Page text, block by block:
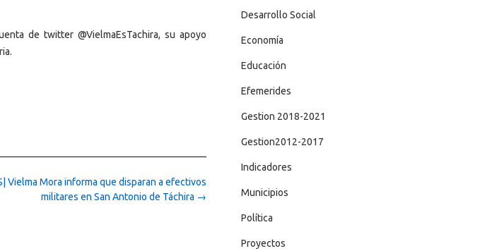
de twitter @VielmaEsTachira, su apoyo
Vielma Mora informa que disparan a efectivos
militares en San Antonio de Táchira →
Desarrollo Social
Economía
Educación
Efemerides
Gestion 2018-2021
Gestion2012-2017
Indicadores
Municipios
Política
Proyectos